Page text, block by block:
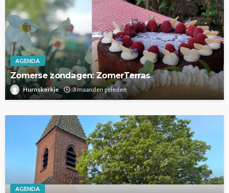
AGENDA
Zomerse zondagen: ZomerTerras
Hurnskerkje 3 maanden geleden
AGENDA